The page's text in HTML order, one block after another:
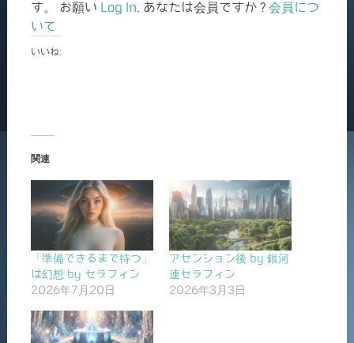
す。 お願い Log In . あなたは会員ですか ? 会員につ
いて
いいね:
関連
「準備できるまで待つ」
は幻想 by セラフィン
2026年7月20日
アセンション後 by 銀河
連セラフィン
2026年3月3日